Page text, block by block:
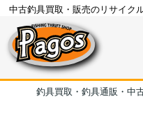
中古釣具買取・販売のリサイク
釣具買取・釣具通販・中